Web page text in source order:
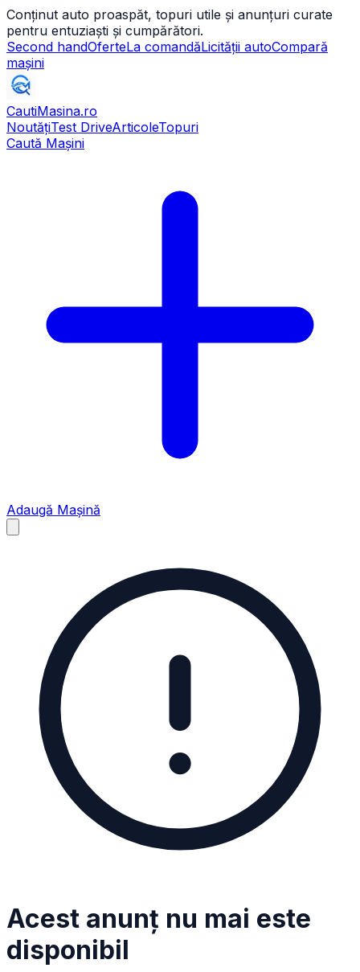
Conținut auto proaspăt, topuri utile și anunțuri curate
pentru entuziaști și cumpărători.
Second handOferteLa comandăLicității autoCompară
mașini
CautiMasina.ro
NoutățiTest DriveArticoleTopuri
Caută Mașini
Adaugă Mașină
Acest anunț nu mai este
disponibil